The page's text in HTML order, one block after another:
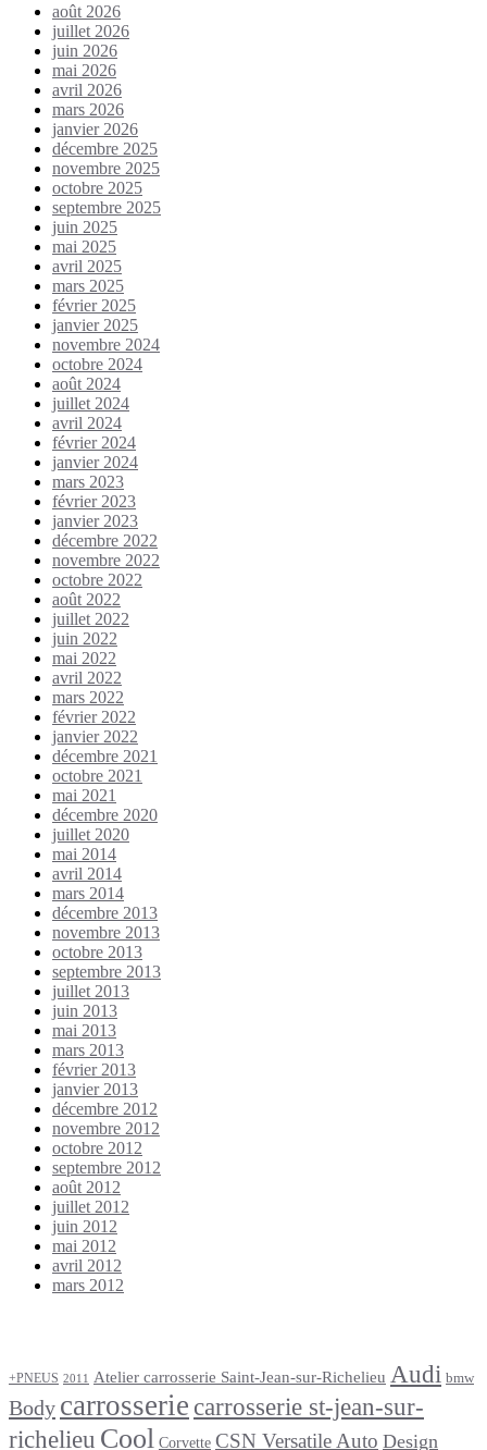
août 2026
juillet 2026
juin 2026
mai 2026
avril 2026
mars 2026
janvier 2026
décembre 2025
novembre 2025
octobre 2025
septembre 2025
juin 2025
mai 2025
avril 2025
mars 2025
février 2025
janvier 2025
novembre 2024
octobre 2024
août 2024
juillet 2024
avril 2024
février 2024
janvier 2024
mars 2023
février 2023
janvier 2023
décembre 2022
novembre 2022
octobre 2022
août 2022
juillet 2022
juin 2022
mai 2022
avril 2022
mars 2022
février 2022
janvier 2022
décembre 2021
octobre 2021
mai 2021
décembre 2020
juillet 2020
mai 2014
avril 2014
mars 2014
décembre 2013
novembre 2013
octobre 2013
septembre 2013
juillet 2013
juin 2013
mai 2013
mars 2013
février 2013
janvier 2013
décembre 2012
novembre 2012
octobre 2012
septembre 2012
août 2012
juillet 2012
juin 2012
mai 2012
avril 2012
mars 2012
+PNEUS 2011 Atelier carrosserie Saint-Jean-sur-Richelieu Audi bmw
Body carrosserie carrosserie st-jean-sur-
richelieu Cool Corvette CSN Versatile Auto Design